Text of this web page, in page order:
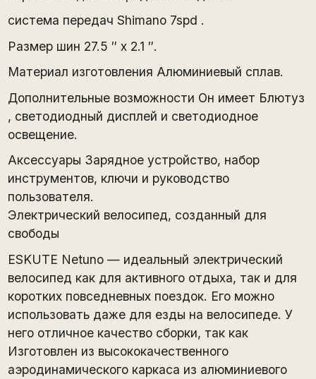
система передач Shimano 7spd .
Размер шин 27.5 ″ x 2.1 ″.
Материал изготовления Алюминиевый сплав.
Дополнительные возможности Он имеет Блютуз
, светодиодный дисплей и светодиодное
освещение.
Аксессуары Зарядное устройство, набор
инструментов, ключи и руководство
пользователя.
Электрический велосипед, созданный для
свободы
ESKUTE Netuno — идеальный электрический
велосипед как для активного отдыха, так и для
коротких повседневных поездок. Его можно
использовать даже для езды на велосипеде. У
него отличное качество сборки, так как
Изготовлен из высококачественного
аэродинамического каркаса из алюминиевого